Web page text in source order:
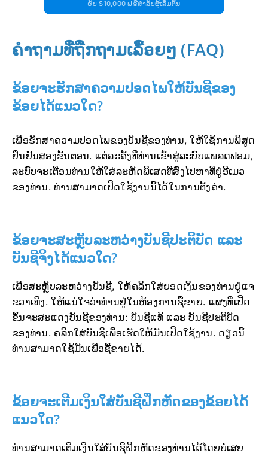
ຮັບ $10,000 ຟຣີສຳລັບຜູ້ເລີ່ມຕົ້ນ
ຄຳຖາມທີ່ຖືກຖາມເລື້ອຍໆ (FAQ)
ຂ້ອຍຈະຮັກສາຄວາມປອດໄພໃຫ້ບັນຊີຂອງ
ຂ້ອຍໄດ້ແນວໃດ?
ເພື່ອຮັກສາຄວາມປອດໄພຂອງບັນຊີຂອງທ່ານ, ໃຫ້ໃຊ້ການພິສູດ
ຢືນຢັນສອງຂັ້ນຕອນ. ແຕ່ລະຄັ້ງທີ່ທ່ານເຂົ້າສູ່ລະບົບແພລດຟອມ,
ລະບົບຈະເຕືອນທ່ານໃຫ້ໃສ່ລະຫັດພິເສດທີ່ສົ່ງໄປຫາທີ່ຢູ່ອີເມວ
ຂອງທ່ານ. ທ່ານສາມາດເປີດໃຊ້ງານນີ້ໄດ້ໃນການຕັ້ງຄ່າ.
ຂ້ອຍຈະສະຫຼັບລະຫວ່າງບັນຊີປະຕິບັດ ແລະ
ບັນຊີຈິງໄດ້ແນວໃດ?
ເພື່ອສະຫຼັບລະຫວ່າງບັນຊີ, ໃຫ້ຄລິກໃສ່ຍອດເງິນຂອງທ່ານຢູ່ແຈ
ຂວາເທິງ. ໃຫ້ແນ່ໃຈວ່າທ່ານຢູ່ໃນຫ້ອງການຊື້ຂາຍ. ແຜງທີ່ເປີດ
ຂຶ້ນຈະສະແດງບັນຊີຂອງທ່ານ: ບັນຊີແທ້ ແລະ ບັນຊີປະຕິບັດ
ຂອງທ່ານ. ຄລິກໃສ່ບັນຊີເພື່ອເຮັດໃຫ້ມັນເປີດໃຊ້ງານ. ດຽວນີ້
ທ່ານສາມາດໃຊ້ມັນເພື່ອຊື້ຂາຍໄດ້.
ຂ້ອຍຈະເຕີມເງິນໃສ່ບັນຊີຝຶກຫັດຂອງຂ້ອຍໄດ້
ແນວໃດ?
ທ່ານສາມາດເຕີມເງິນໃສ່ບັນຊີຝຶກຫັດຂອງທ່ານໄດ້ໂດຍບໍ່ເສຍ